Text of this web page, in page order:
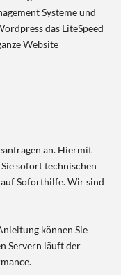
Systeme und
das LiteSpeed
Website
an. Hiermit
sofort technischen
Soforthilfe. Wir sind
können Sie
Servern läuft der